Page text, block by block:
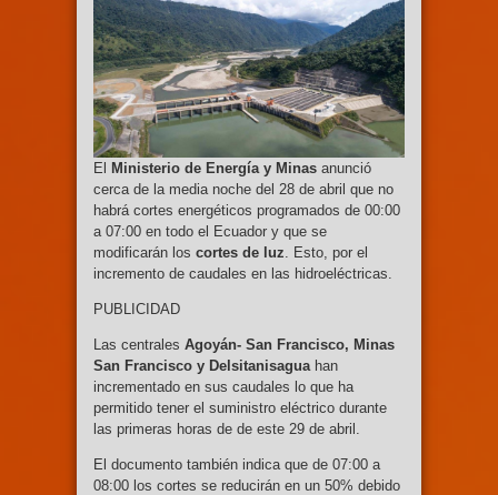
El Ministerio de Energía y Minas anunció
cerca de la media noche del 28 de abril que no
habrá cortes energéticos programados de 00:00
a 07:00 en todo el Ecuador y que se
modificarán los cortes de luz . Esto, por el
incremento de caudales en las hidroeléctricas.
PUBLICIDAD
Las centrales Agoyán- San Francisco, Minas
San Francisco y Delsitanisagua han
incrementado en sus caudales lo que ha
permitido tener el suministro eléctrico durante
las primeras horas de de este 29 de abril.
El documento también indica que de 07:00 a
08:00 los cortes se reducirán en un 50% debido